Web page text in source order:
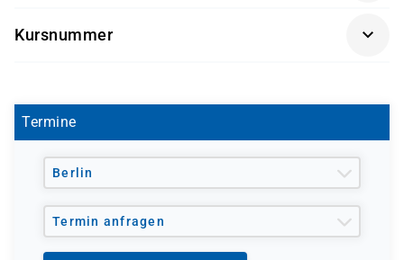
mit einem unserer Partner statt.
Kursnummer
Termine
Berlin
Termin anfragen